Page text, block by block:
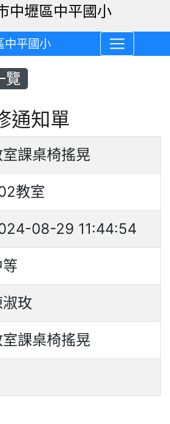
中平國小
覽
通知單
室課桌椅搖晃
教室
08-29 11:44:54
等
淑玫
室課桌椅搖晃